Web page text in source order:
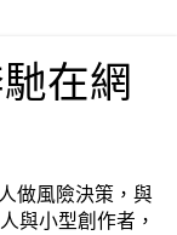
在網
做風險決策，與
與小型創作者，